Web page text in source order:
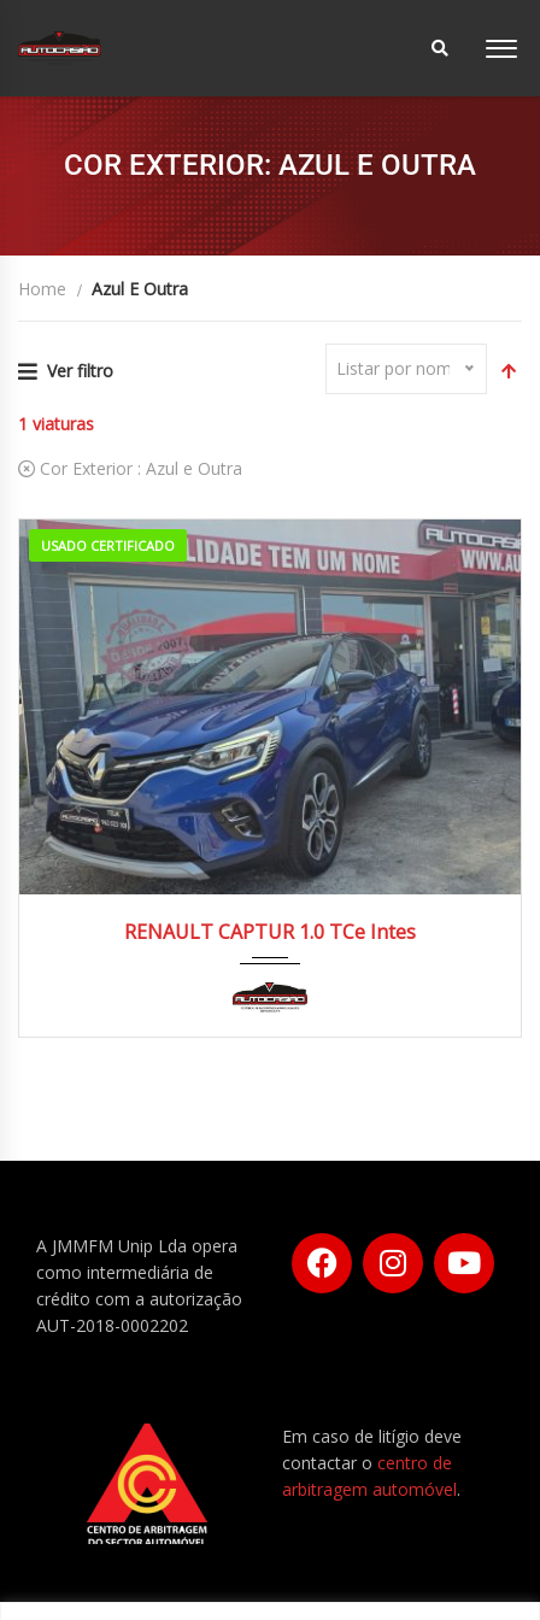
COR EXTERIOR: AZUL E OUTRA
Home Azul E Outra
Ver filtro Listar por nome
1 viaturas
Cor Exterior : Azul e Outra
USADO CERTIFICADO
RENAULT CAPTUR 1.0 TCe Intes
A JMMFM Unip Lda opera
como intermediária de
crédito com a autorização
AUT-2018-0002202
Em caso de litígio deve
contactar o centro de
arbitragem automóvel.